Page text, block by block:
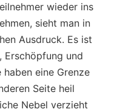
wieder ins
sieht man in
Ausdruck. Es ist
Erschöpfung und
eine Grenze
Seite heil
Nebel verzieht